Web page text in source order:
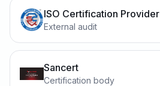
ISO Certification Provider
External audit
Sancert
Certification body